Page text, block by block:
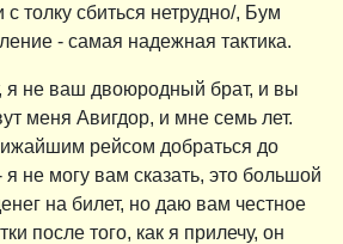
толку сбиться нетрудно/, Бум
- самая надежная тактика.
я не ваш двоюродный брат, и вы
меня Авигдор, и мне семь лет.
рейсом добраться до
не могу вам сказать, это большой
на билет, но даю вам честное
после того, как я прилечу, он